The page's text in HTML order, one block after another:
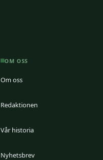
OM OSS
Om oss
Redaktionen
Vår historia
Nyhetsbrev